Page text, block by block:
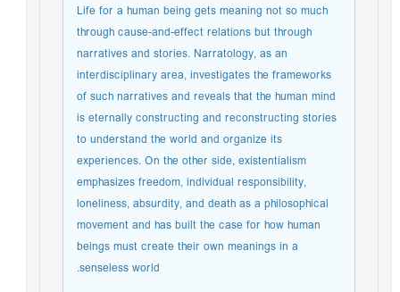
Life for a human being gets meaning not so much
through cause-and-effect relations but through
narratives and stories. Narratology, as an
interdisciplinary area, investigates the frameworks
of such narratives and reveals that the human mind
is eternally constructing and reconstructing stories
to understand the world and organize its
experiences. On the other side, existentialism
emphasizes freedom, individual responsibility,
loneliness, absurdity, and death as a philosophical
movement and has built the case for how human
beings must create their own meanings in a
senseless world.